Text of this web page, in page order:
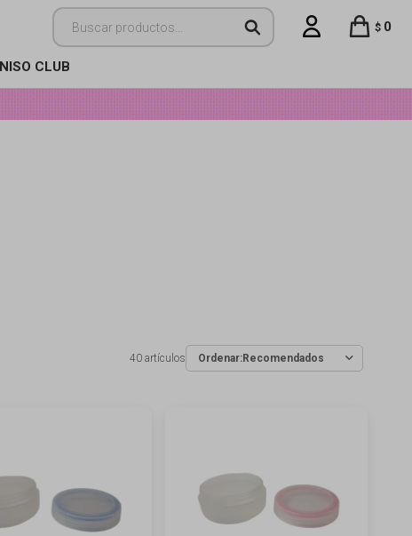
CLUB
$ 0
40 artículos Recomendados